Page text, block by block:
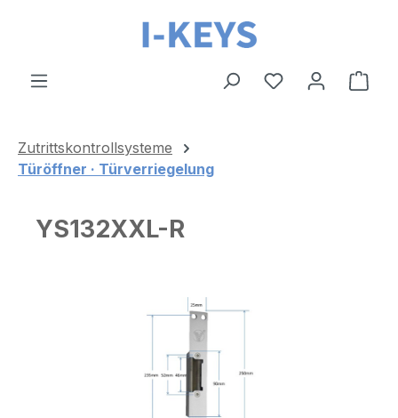
Zum Hauptinhalt springen
Zutrittskontrollsysteme
Türöffner · Türverriegelung
YS132XXL-R
Bildergalerie überspringen